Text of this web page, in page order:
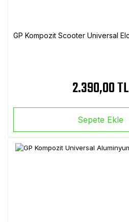
GP Kompozit Scooter Universal
2.390,00 TL
Sepete Ekle